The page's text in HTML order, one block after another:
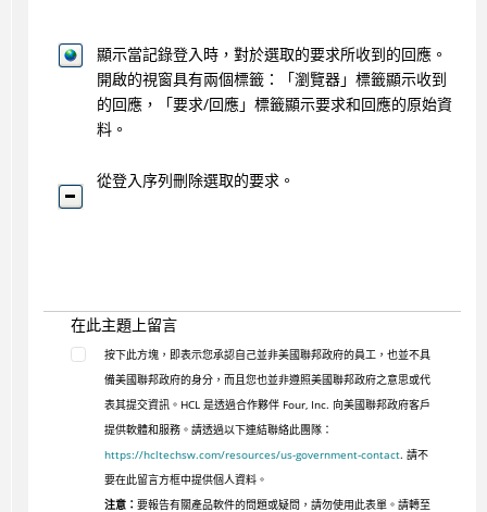
顯示當記錄登入時，對於選取的要求所收到的回應。
開啟的視窗具有兩個標籤：「瀏覽器」標籤顯示收到
的回應，「要求/回應」標籤顯示要求和回應的原始資
料。
從登入序列刪除選取的要求。
在此主題上留言
按下此方塊，即表示您承認自己並非美國聯邦政府的員工，也並不具
備美國聯邦政府的身分，而且您也並非遵照美國聯邦政府之意思或代
表其提交資訊。HCL 是透過合作夥伴 Four, Inc. 向美國聯邦政府客戶
提供軟體和服務。請透過以下連結聯絡此團隊：
https://hcltechsw.com/resources/us-government-contact. 請不
要在此留言方框中提供個人資料。
注意： 要報告有關產品軟件的問題或疑問，請勿使用此表單。請轉至